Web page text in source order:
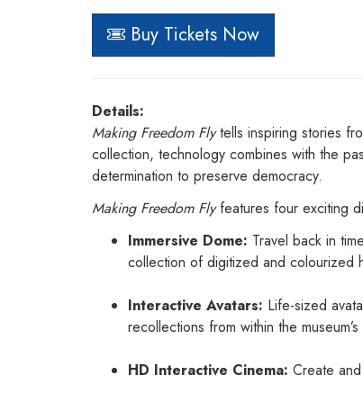
Buy Tickets Now
Details:
Making Freedom Flytells inspiring stories
collection, technology combines with the
determination to preserve democracy.
Making Freedom Flyfeatures four exciting
Immersive Dome: Travel back in
collection of digitized and colourized
Interactive Avatars: Life-sized
recollections from within the
HD Interactive Cinema: Create